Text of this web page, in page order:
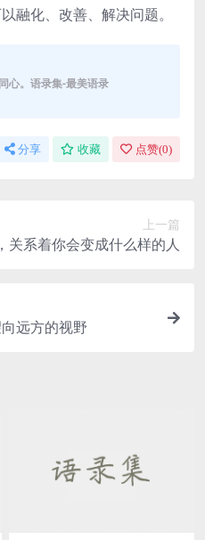
融化、改善、解决问题。
心。语录集-最美语录
分享 收藏 点赞(0)
上一篇
关系着你会变成什么样的人
远方的视野